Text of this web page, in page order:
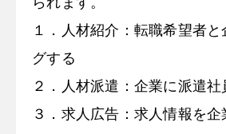
１．人材紹介：転職希望者
グする
２．人材派遣：企業に派遣
３．求人広告：求人情報を